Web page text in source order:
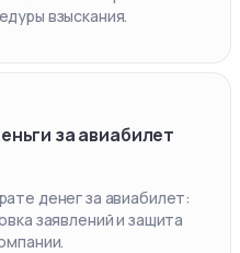
взыскания.
за авиабилет
денег за авиабилет:
заявлений и защита